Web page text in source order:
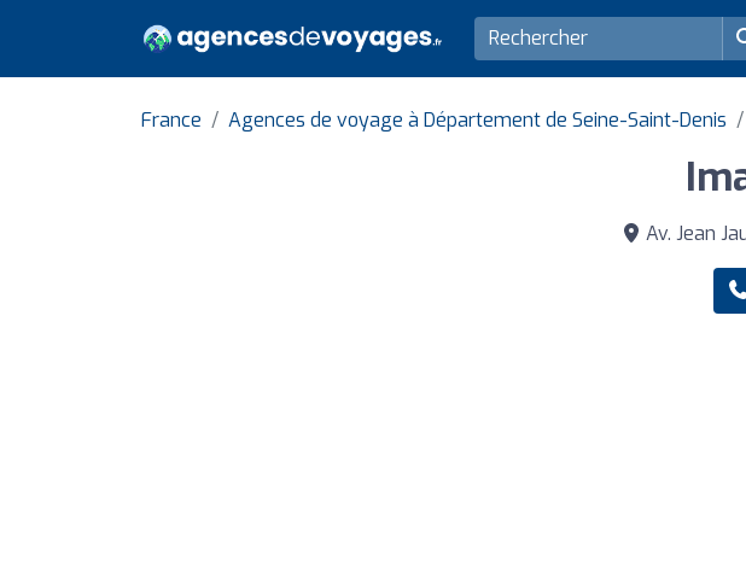
France Agences de voyage à Département de Seine-Saint-Denis
Av. Jean